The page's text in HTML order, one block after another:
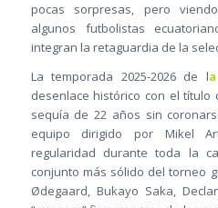
pocas sorpresas, pero
algunos futbolistas
integran la retaguardia de la
La temporada 2025-2026 de l
desenlace histórico con el
sequía de 22 años sin
equipo dirigido por Mikel
regularidad durante toda la
conjunto más sólido del torneo
Ødegaard, Bukayo Saka,